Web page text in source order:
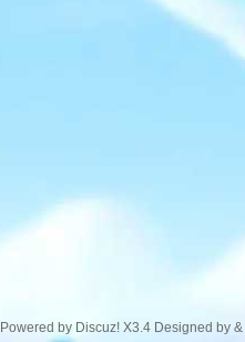
Powered by Discuz! X3.4 Designed by &